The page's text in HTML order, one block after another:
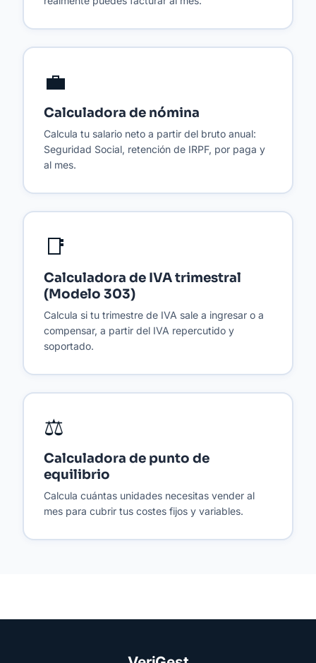
💼
Calculadora de nómina
Calcula tu salario neto a partir del bruto anual:
Seguridad Social, retención de IRPF, por paga y
al mes.
📑
Calculadora de IVA trimestral
(Modelo 303)
Calcula si tu trimestre de IVA sale a ingresar o a
compensar, a partir del IVA repercutido y
soportado.
⚖️
Calculadora de punto de
equilibrio
Calcula cuántas unidades necesitas vender al
mes para cubrir tus costes fijos y variables.